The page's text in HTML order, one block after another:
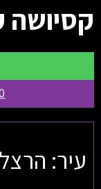
קסיושה
עיר: